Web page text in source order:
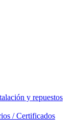
y repuestos
/ Certificados